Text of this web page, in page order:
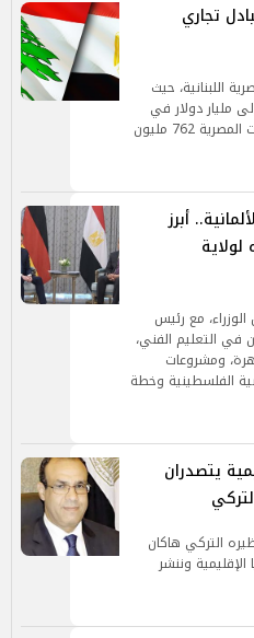
تجاري
اللبنانية، حيث
مليار دولار في
2024 بزيادة 29.3%، وتجاوزت الصادرات المصرية 762 مليون
أبرز
مع رئيس
في التعليم الفني،
ومشروعات
الفلسطينية وخطة
يتصدران
التركي هاكان
الإقليمية وننشر